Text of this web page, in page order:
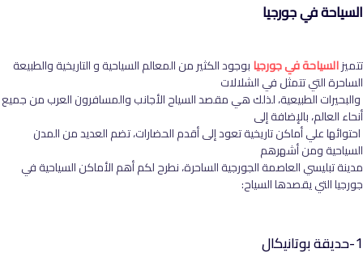
السياحة في جورجيا
تتميزالسياحة في جورجيابوجود الكثير من المعالم السياحية و التاريخية والطبيعة
الساحرة التي تتمثل في الشلالات
والبحيرات الطبيعية، لذلك هي مقصد السياح الأجانب والمسافرون العرب من جميع
أنحاء العالم، بالإضافة إلى
احتوائها علي أماكن تاريخية تعود إلى أقدم الحضارات، تضم العديد من المدن
السياحية ومن أشهرهم
مدينة تبليسي العاصمة الجورجية الساحرة، نطرح لكم أهم الأماكن السياحية في
جورجيا التي يقصدها السياح:
1-حديقة بوتانيكال